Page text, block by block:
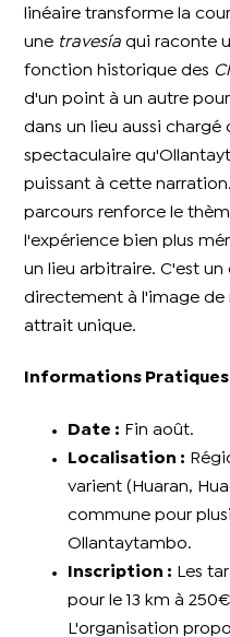
linéaire transforme la
une travesía qui raconte
fonction historique des
d'un point à un autre
dans un lieu aussi
spectaculaire
puissant à cette
parcours renforce le
l'expérience bien plus
un lieu arbitraire. C'est
directement à l'image de
attrait unique.
Informations Pratiques
Date :
Fin août.
Localisation :
varient (Huaran,
commune pour
Ollantaytambo.
Inscription :
Les
pour le 13 km à
L'organisation